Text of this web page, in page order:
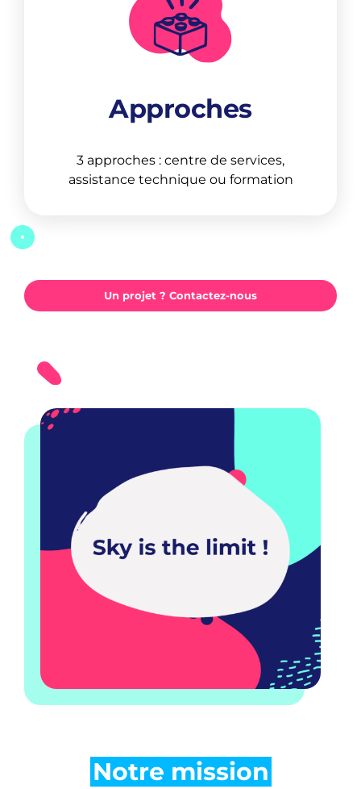
Approches
3 approches : centre de services,
assistance technique ou formation
Notre mission
innovation
durable guidée par une vision et des